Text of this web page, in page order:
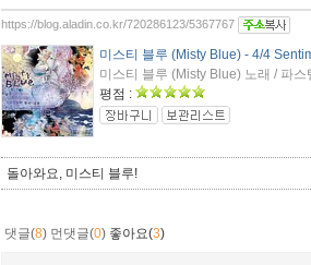
https://blog.aladin.co.kr/720286123/5367767
미스티 블루 (Misty Blue) - 4/4
미스티 블루 (Misty Blue) 노래 / 파
평점 :
돌아와요, 미스티 블루!
댓글(8) 먼댓글(0) 좋아요(3)